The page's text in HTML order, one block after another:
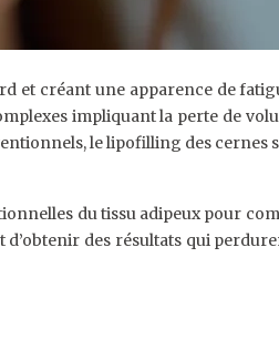
et créant une apparence de
impliquant la perte de
le lipofilling des cernes
du tissu adipeux pour
des résultats qui